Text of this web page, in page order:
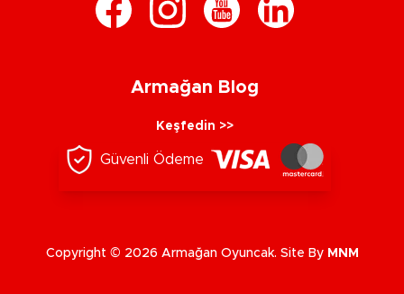
Armağan Blog
Keşfedin >>
Güvenli Ödeme
Copyright © 2026 Armağan Oyuncak. Site By MNM